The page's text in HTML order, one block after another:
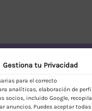
Gestiona tu Privacidad
para el correcto
analíticas, elaboración de
socios, incluido Google,
anuncios. Puedes aceptar